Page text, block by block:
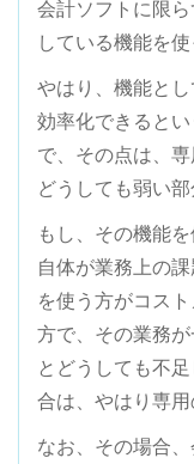
会計ソフトに限
している機能を
やはり、機能と
効率化できると
で、その点は、
どうしても弱い
もし、その機能
自体が業務上の
を使う方がコス
方で、その業務
とどうしても不
合は、やはり専
なお、その場合